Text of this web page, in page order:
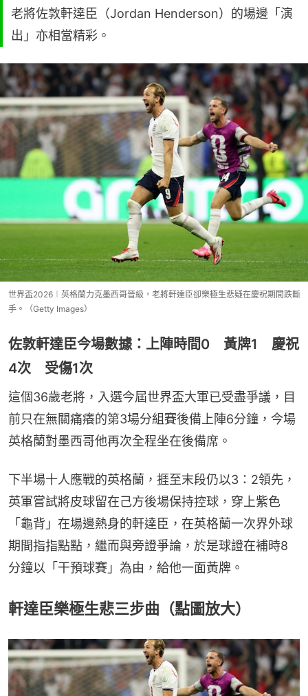
老將佐敦軒達臣（Jordan Henderson）的場邊「演
出」亦相當精彩。
世界盃2026︱英格蘭力克墨西哥晉級，老將軒達臣卻樂極生悲疑在慶祝期間跌斷
手。（Getty Images）
佐敦軒達臣今場數據：上陣時間0 黃牌1 慶祝
4次 受傷1次
這個36歲老將，入選今屆世界盃大軍已受盡爭議，目
前只在無關痛癢的第3場分組賽後備上陣6分鐘，今場
英格蘭對墨西哥他再次全程坐在後備席。
下半場十人應戰的英格蘭，捱至末段仍以3：2領先，
英軍嘗試將皮球留在己方後場保持控球，穿上紫色
「龜背」在場邊熱身的軒達臣，在英格蘭一次界外球
期間指指點點，繼而與旁證爭論，於是球證在補時8
分鐘以「干預球賽」為由，給他一面黃牌。
軒達臣樂極生悲三步曲（點圖放大）